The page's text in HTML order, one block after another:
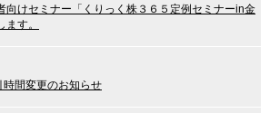
けセミナー「くりっく株３６５定例セミナーin金
す。
間変更のお知らせ